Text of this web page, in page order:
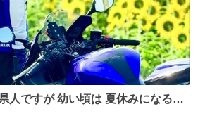
楽しみでした 母の実家へ 1